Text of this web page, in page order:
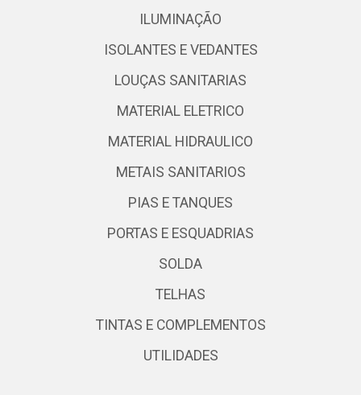
ILUMINAÇÃO
ISOLANTES E VEDANTES
LOUÇAS SANITARIAS
MATERIAL ELETRICO
MATERIAL HIDRAULICO
METAIS SANITARIOS
PIAS E TANQUES
PORTAS E ESQUADRIAS
SOLDA
TELHAS
TINTAS E COMPLEMENTOS
UTILIDADES